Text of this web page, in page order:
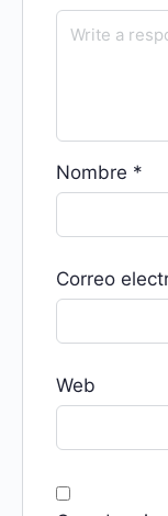
Nombre *
Correo
Web